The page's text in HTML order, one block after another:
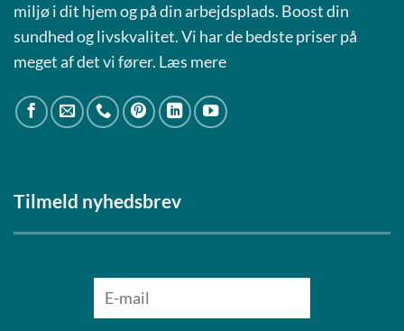
miljø i dit hjem og på din arbejdsplads. Boost din
sundhed og livskvalitet. Vi har de bedste priser på
meget af det vi fører. Læs mere
Tilmeld nyhedsbrev